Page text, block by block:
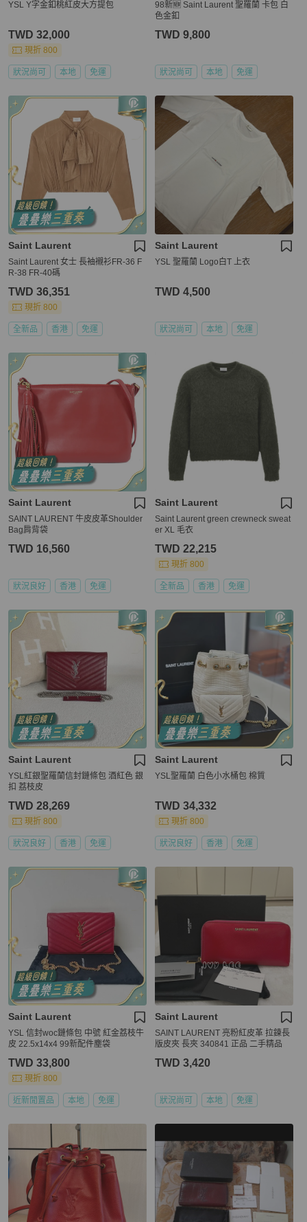
YSL Y字金釦桃紅皮大方提包
TWD 32,000
現折 800
狀況尚可 本地 免運
98新🆕 Saint Laurent 聖羅蘭 卡包 白
色金釦
TWD 9,800
狀況尚可 本地 免運
Saint Laurent
Saint Laurent 女士 長袖襯衫FR-36 F
R-38 FR-40碼
TWD 36,351
現折 800
全新品 香港 免運
Saint Laurent
YSL 聖羅蘭 Logo白T 上衣
TWD 4,500
狀況尚可 本地 免運
Saint Laurent
SAINT LAURENT 牛皮皮革Shoulder
Bag肩背袋
TWD 16,560
狀況良好 香港 免運
Saint Laurent
Saint Laurent green crewneck sweat
er XL 毛衣
TWD 22,215
現折 800
全新品 香港 免運
Saint Laurent
YSL紅銀聖羅蘭信封鏈條包 酒紅色 銀
扣 荔枝皮
TWD 28,269
現折 800
狀況良好 香港 免運
Saint Laurent
YSL聖羅蘭 白色小水桶包 棉質
TWD 34,332
現折 800
狀況良好 香港 免運
Saint Laurent
YSL 信封woc鏈條包 中號 紅金荔枝牛
皮 22.5x14x4 99新配件塵袋
TWD 33,800
現折 800
近新閒置品 本地 免運
Saint Laurent
SAINT LAURENT 亮粉紅皮革 拉鍊長
版皮夾 長夾 340841 正品 二手精品
TWD 3,420
狀況尚可 本地 免運